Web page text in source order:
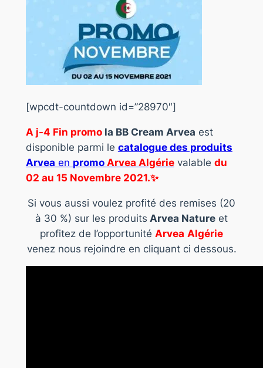
[wpcdt-countdown id=”28970″]
A j-4 Fin promola BB Cream Arvea est
disponible parmi le catalogue des produits
Arvea en promo Arvea Algérievalable du
02 au 15 Novembre2021.✨
Si vous aussi voulez profité des remises (20
à 30 %) sur les produits Arvea Nature et
profitez de l’opportunité Arvea Algérie
venez nous rejoindre en cliquant ci dessous.